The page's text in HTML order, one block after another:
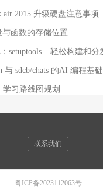
air 2015 升级硬盘注意事项
与函数的存储位置
setuptools – 轻松构建和分
与 sdcb/chats 的AI 编程基
学习路线图规划
联系我们
粤ICP备2023112063号